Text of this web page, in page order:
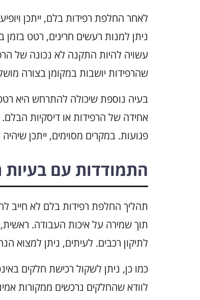
לאחר החלפת רפידות בלם, ייתכן
ניתן למנות רעשים חריגים, רטט
עשויה להיות התקנה לא נכונה של
שהרפידות יושבות במקומן בצורה
בעיה נוספת שיכולה להתרחש היא
אחידה של הרפידות או דיסקיות
פגועות. במקרים מסוימים, ייתכן
התמודדות עם
תהליך החלפת רפידות בלם לא חייב
תוך שמירה על איכות העבודה.
לתיקון רכבים. לעיתים, ניתן למצוא
כמו כן, ניתן לשקול רכישת חלקים
לוודא שהחלקים נרכשים ממקורות